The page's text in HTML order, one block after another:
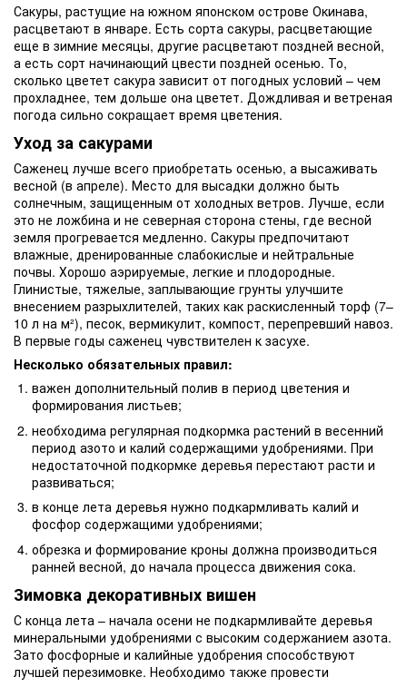
Сакуры, растущие на южном японском острове Окинава,
расцветают в январе. Есть сорта сакуры, расцветающие
еще в зимние месяцы, другие расцветают поздней весной,
а есть сорт начинающий цвести поздней осенью. То,
сколько цветет сакура зависит от погодных условий – чем
прохладнее, тем дольше она цветет. Дождливая и ветреная
погода сильно сокращает время цветения.
Уход за сакурами
Саженец лучше всего приобретать осенью, а высаживать
весной (в апреле). Место для высадки должно быть
солнечным, защищенным от холодных ветров. Лучше, если
это не ложбина и не северная сторона стены, где весной
земля прогревается медленно. Сакуры предпочитают
влажные, дренированные слабокислые и нейтральные
почвы. Хорошо аэрируемые, легкие и плодородные.
Глинистые, тяжелые, заплывающие грунты улучшите
внесением разрыхлителей, таких как раскисленный торф (7–
10 л на м²), песок, вермикулит, компост, перепревший навоз.
В первые годы саженец чувствителен к засухе.
Несколько обязательных правил:
важен дополнительный полив в период цветения и
формирования листьев;
необходима регулярная подкормка растений в весенний
период азото и калий содержащими удобрениями. При
недостаточной подкормке деревья перестают расти и
развиваться;
в конце лета деревья нужно подкармливать калий и
фосфор содержащими удобрениями;
обрезка и формирование кроны должна производиться
ранней весной, до начала процесса движения сока.
Зимовка декоративных вишен
С конца лета – начала осени не подкармливайте деревья
минеральными удобрениями с высоким содержанием азота.
Зато фосфорные и калийные удобрения способствуют
лучшей перезимовке. Необходимо также провести